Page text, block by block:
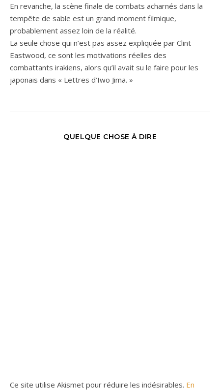
En revanche, la scène finale de combats acharnés dans la
tempête de sable est un grand moment filmique,
probablement assez loin de la réalité.
La seule chose qui n’est pas assez expliquée par Clint
Eastwood, ce sont les motivations réelles des
combattants irakiens, alors qu’il avait su le faire pour les
japonais dans « Lettres d’Iwo Jima. »
QUELQUE CHOSE À DIRE
Ce site utilise Akismet pour réduire les indésirables. En